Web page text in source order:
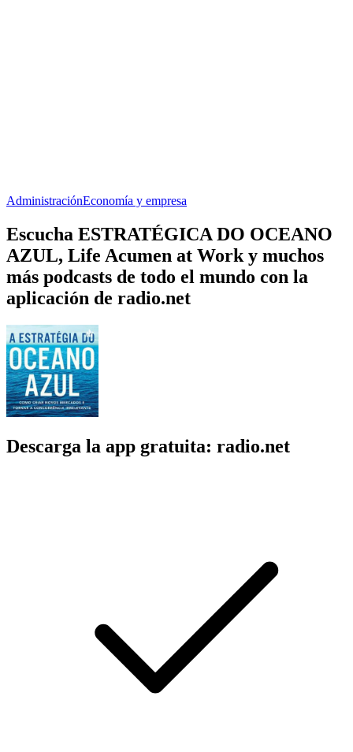
AdministraciónEconomía y empresa
Escucha ESTRATÉGICA DO OCEANO
AZUL, Life Acumen at Work y muchos
más podcasts de todo el mundo con la
aplicación de radio.net
Descarga la app gratuita: radio.net